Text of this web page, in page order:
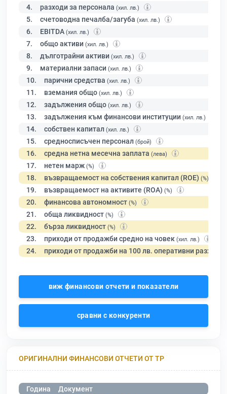
4. разходи за персонала (хил. лв.)
5. счетоводна печалба/загуба (хил. лв.)
6. EBITDA (хил. лв.)
7. общо активи (хил. лв.)
8. дълготрайни активи (хил. лв.)
9. материални запаси (хил. лв.)
10. парични средства (хил. лв.)
11. вземания общо (хил. лв.)
12. задължения общо (хил. лв.)
13. задължения към финансови институции (хил. лв.)
14. собствен капитал (хил. лв.)
15. средносписъчен персонал (брой)
16. средна нетна месечна заплата (лева)
17. нетен марж (%)
18. възвращаемост на собствения капитал (ROE) (%)
19. възвращаемост на активите (ROA) (%)
20. финансова автономност (%)
21. обща ликвидност (%)
22. бърза ликвидност (%)
23. приходи от продажби средно на човек (хил. лв.)
24. приходи от продажби на 100 лв. оперативни разходи
виж финансови отчети и показатели
сравни с конкуренти
ОРИГИНАЛНИ ФИНАНСОВИ ОТЧЕТИ ОТ ТР
Година Документ